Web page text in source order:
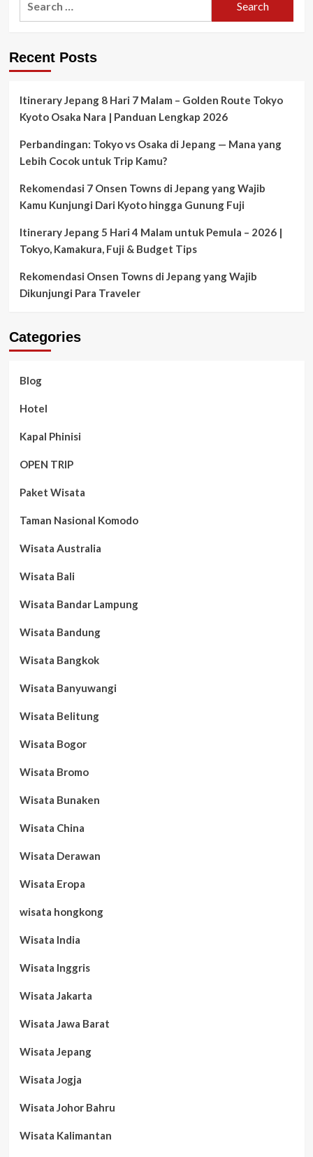
Harus
di
Recent Posts
Itinerary Jepang 8 Hari 7 Malam – Golden Route Tokyo
Kyoto Osaka Nara | Panduan Lengkap 2026
Perbandingan: Tokyo vs Osaka di Jepang — Mana yang
Lebih Cocok untuk Trip Kamu?
Rekomendasi 7 Onsen Towns di Jepang yang Wajib
Kamu Kunjungi Dari Kyoto hingga Gunung Fuji
Itinerary Jepang 5 Hari 4 Malam untuk Pemula – 2026 |
Tokyo, Kamakura, Fuji & Budget Tips
Rekomendasi Onsen Towns di Jepang yang Wajib
Dikunjungi Para Traveler
Categories
Blog
Hotel
Kapal Phinisi
OPEN TRIP
Paket Wisata
Taman Nasional Komodo
Wisata Australia
Wisata Bali
Wisata Bandar Lampung
Wisata Bandung
Wisata Bangkok
Wisata Banyuwangi
Wisata Belitung
Wisata Bogor
Wisata Bromo
Wisata Bunaken
Wisata China
Wisata Derawan
Wisata Eropa
wisata hongkong
Wisata India
Wisata Inggris
Wisata Jakarta
Wisata Jawa Barat
Wisata Jepang
Wisata Jogja
Wisata Johor Bahru
Wisata Kalimantan